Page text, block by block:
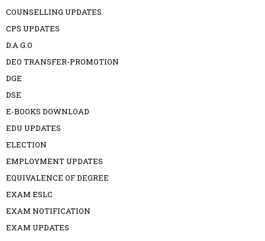
COUNSELLING UPDATES
CPS UPDATES
D.A G.O
DEO TRANSFER-PROMOTION
DGE
DSE
E-BOOKS DOWNLOAD
EDU UPDATES
ELECTION
EMPLOYMENT UPDATES
EQUIVALENCE OF DEGREE
EXAM ESLC
EXAM NOTIFICATION
EXAM UPDATES